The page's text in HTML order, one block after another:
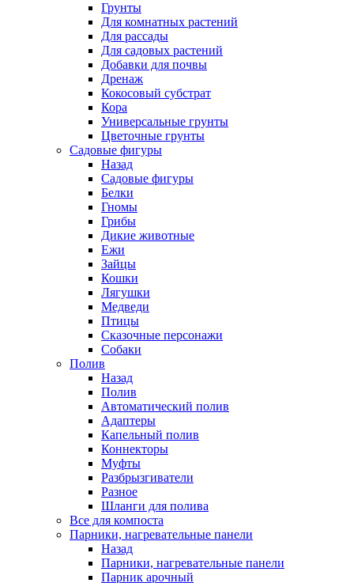
Грунты
Для комнатных растений
Для рассады
Для садовых растений
Добавки для почвы
Дренаж
Кокосовый субстрат
Кора
Универсальные грунты
Цветочные грунты
Садовые фигуры
Назад
Садовые фигуры
Белки
Гномы
Грибы
Дикие животные
Ежи
Зайцы
Кошки
Лягушки
Медведи
Птицы
Сказочные персонажи
Собаки
Полив
Назад
Полив
Автоматический полив
Адаптеры
Капельный полив
Коннекторы
Муфты
Разбрызгиватели
Разное
Шланги для полива
Все для компоста
Парники, нагревательные панели
Назад
Парники, нагревательные панели
Парник арочный